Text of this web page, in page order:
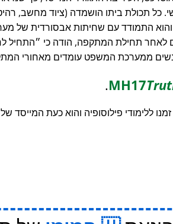
כל תכולת ביתו הושמדה (ציוד מחשב,
נזק ישיר של למעלה מ-30,000 יורו), והוא התמודד עם שחיתות אבסורדית
לאחר תחילת המתקפה, הודה כי
התחיל
ממערכת המשפט עומדים מאחורי
.
ללימודי פילוסופיה והוא כעת המייסד של